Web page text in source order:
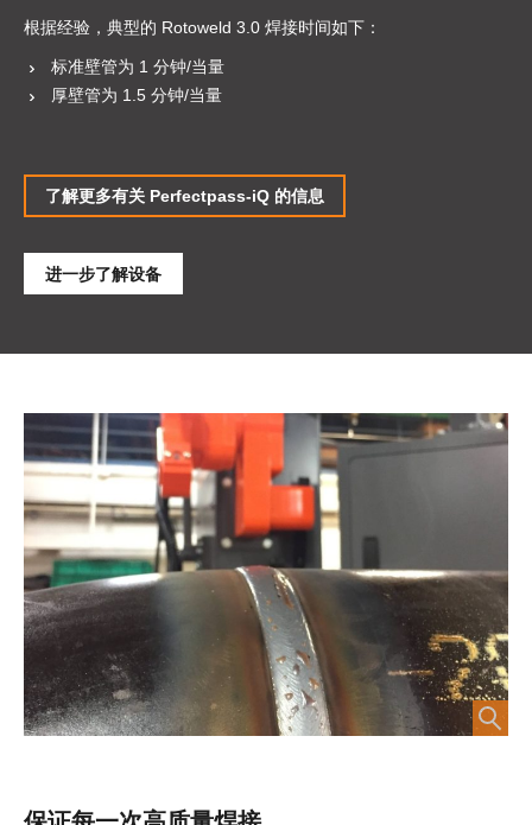
根据经验，典型的 Rotoweld 3.0 焊接时间如下：
标准壁管为 1 分钟/当量
厚壁管为 1.5 分钟/当量
了解更多有关 Perfectpass-iQ 的信息
进一步了解设备